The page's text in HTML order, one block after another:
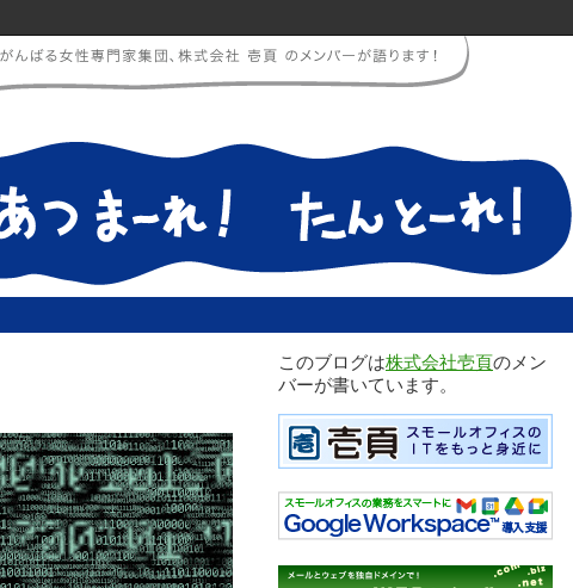
このブログは株式会社壱頁のメン
バーが書いています。